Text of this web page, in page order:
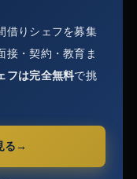
借りシェフを募集
接・契約・教育ま
フは完全無料で挑
る